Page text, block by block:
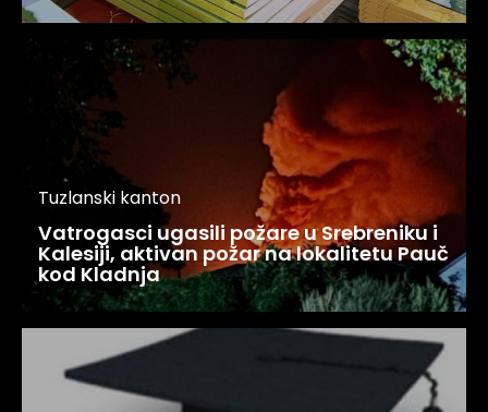
Tuzlanski kanton
Vatrogasci ugasili požare u Srebreniku i
Kalesiji, aktivan požar na lokalitetu Pauč
kod Kladnja